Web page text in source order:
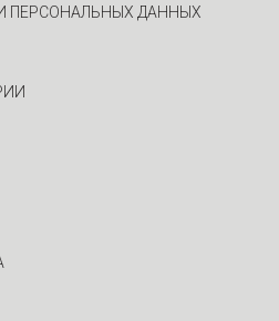
ПЕРСОНАЛЬНЫХ ДАННЫХ